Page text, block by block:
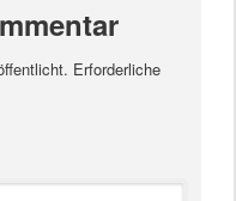
Erforderliche